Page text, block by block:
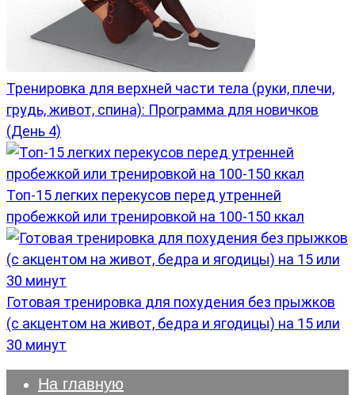
Тренировка для верхней части тела (руки, плечи,
грудь, живот, спина): Программа для новичков
(День 4)
Топ-15 легких перекусов перед утренней
пробежкой или тренировкой на 100-150 ккал
Готовая тренировка для похудения без прыжков
(с акцентом на живот, бедра и ягодицы) на 15 или
30 минут
На главную